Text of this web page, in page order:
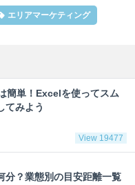
エリアマーケティング
簡単！Excelを使ってスム
てみよう
View 19477
分？業態別の目安距離一覧